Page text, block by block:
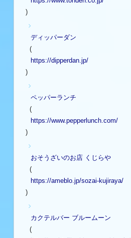
)
ディッパーダン
(
https://dipperdan.jp/
)
ペッパーランチ
(
https://www.pepperlunch.com/
)
おそうざいのお店 くじらや
(
https://ameblo.jp/sozai-kujiraya/
)
カクテルバー ブルームーン
(